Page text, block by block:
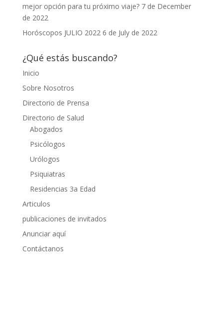
mejor opción para tu próximo viaje? 7 de December
de 2022
Horóscopos JULIO 2022 6 de July de 2022
¿Qué estás buscando?
Inicio
Sobre Nosotros
Directorio de Prensa
Directorio de Salud
Abogados
Psicólogos
Urólogos
Psiquiatras
Residencias 3a Edad
Articulos
publicaciones de invitados
Anunciar aquí
Contáctanos